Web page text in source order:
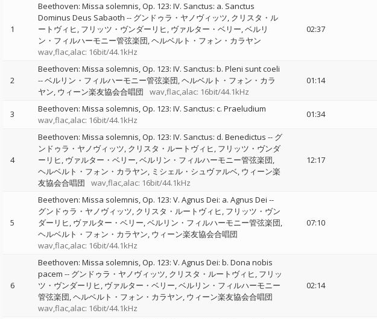
1
Beethoven: Missa solemnis, Op. 123: IV. Sanctus: a. Sanctus
Dominus Deus Sabaoth -- グンドゥラ・ヤノヴィッツ クリスタ・ル
ートヴィヒ フリッツ・ヴンダーリヒ ヴァルター・ベリー ベルリ
ン・フィルハーモニー管弦楽団 ヘルベルト・フォン・カラヤン
wav,flac,alac: 16bit/44.1kHz
02:37
2
Beethoven: Missa solemnis, Op. 123: IV. Sanctus: b. Pleni sunt coeli
--ベルリン・フィルハーモニー管弦楽団 ヘルベルト・フォン・カラ
ヤン ウィーン楽友協会合唱団 wav,flac,alac: 16bit/44.1kHz
01:14
3
Beethoven: Missa solemnis, Op. 123: IV. Sanctus: c. Praeludium
wav,flac,alac: 16bit/44.1kHz
01:34
4
Beethoven: Missa solemnis, Op. 123: IV. Sanctus: d. Benedictus -- グ
ンドゥラ・ヤノヴィッツ クリスタ・ルートヴィヒ フリッツ・ヴンダ
ーリヒ ヴァルター・ベリー ベルリン・フィルハーモニー管弦楽団
ヘルベルト・フォン・カラヤン ミシェル・シュヴァルベ ウィーン楽
友協会合唱団
wav,flac,alac: 16bit/44.1kHz
12:17
5
Beethoven: Missa solemnis, Op. 123: V. Agnus Dei: a. Agnus Dei --
グンドゥラ・ヤノヴィッツ クリスタ・ルートヴィヒ フリッツ・ヴン
ダーリヒ ヴァルター・ベリー ベルリン・フィルハーモニー管弦楽団
ヘルベルト・フォン・カラヤン ウィーン楽友協会合唱団
wav,flac,alac: 16bit/44.1kHz
07:10
6
Beethoven: Missa solemnis, Op. 123: V. Agnus Dei: b. Dona nobis
pacem -- グンドゥラ・ヤノヴィッツ クリスタ・ルートヴィヒ フリッ
ツ・ヴンダーリヒ ヴァルター・ベリー ベルリン・フィルハーモニー
管弦楽団 ヘルベルト・フォン・カラヤン ウィーン楽友協会合唱団
wav,flac,alac: 16bit/44.1kHz
02:14